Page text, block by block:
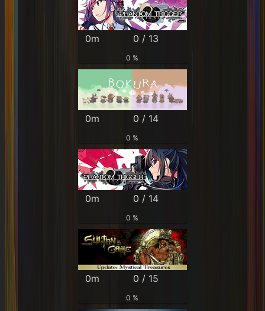
0m 0 / 13
0 %
0m 0 / 14
0 %
0m 0 / 14
0 %
0m 0 / 15
0 %